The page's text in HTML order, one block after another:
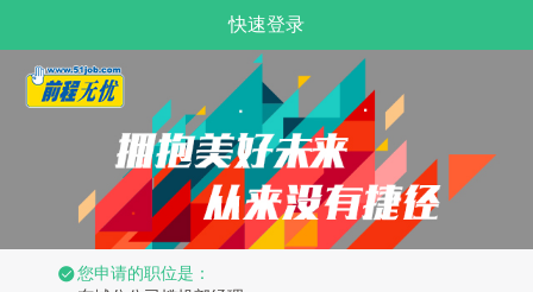
快速登录
您申请的职位是：